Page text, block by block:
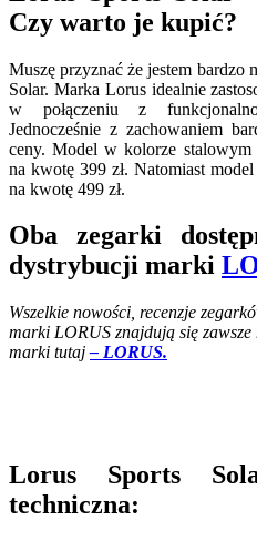
Czy warto je kupić?
Muszę przyznać że jestem bardzo
Solar. Marka Lorus idealnie
w połączeniu z
Jednocześnie z zachowaniem
ceny. Model w kolorze
na kwotę 399 zł. Natomiast
na kwotę 499 zł.
Oba zegarki
dystrybucji marki
Wszelkie nowości, recenzje
marki LORUS znajdują się
marki tutaj– LORUS.
Lorus Sports
techniczna: